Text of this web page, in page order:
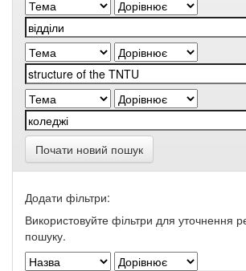
Почати новий пошук
Додати фільтри:
Використовуйте фільтри для уточнення
пошуку.